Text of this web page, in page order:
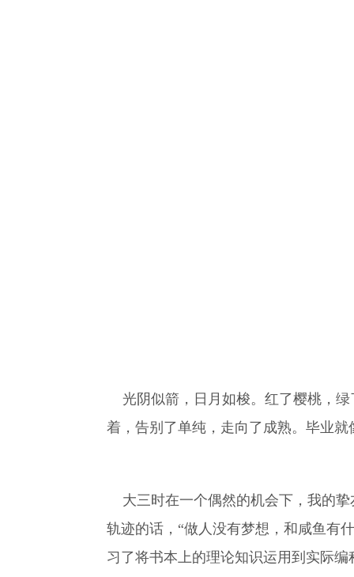
光阴似箭，日月如梭。红了樱桃，绿
着，告别了单纯，走向了成熟。毕业
大三时在一个偶然的机会下，我的挚
轨迹的话，“做人没有梦想，和咸鱼有
习了将书本上的理论知识运用到实际